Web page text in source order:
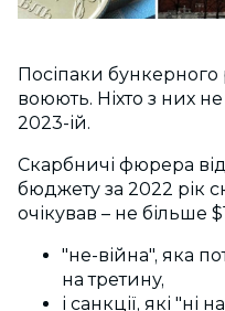
Посіпаки
воюють. Ніхто з них
2023-ій.
Скарбничі фюрера
бюджету за 2022 рік
очікував – не більше
"не-війна", яка
на третину,
і санкції, які